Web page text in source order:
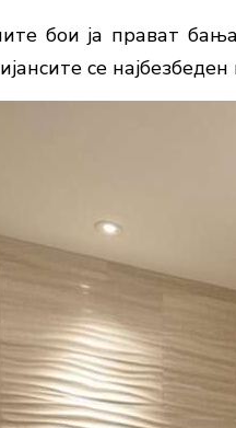
бои ја прават
се